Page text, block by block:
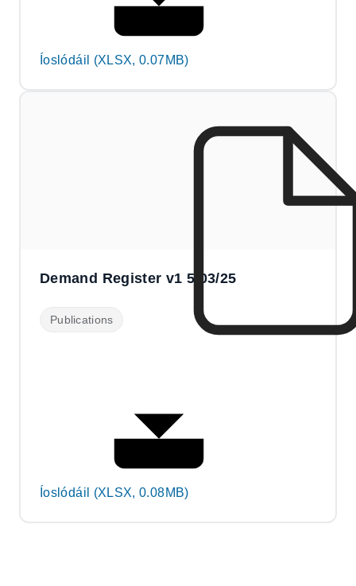
Íoslódáil (XLSX, 0.07MB)
Demand Register v1 5/03/25
Publications
Íoslódáil (XLSX, 0.08MB)